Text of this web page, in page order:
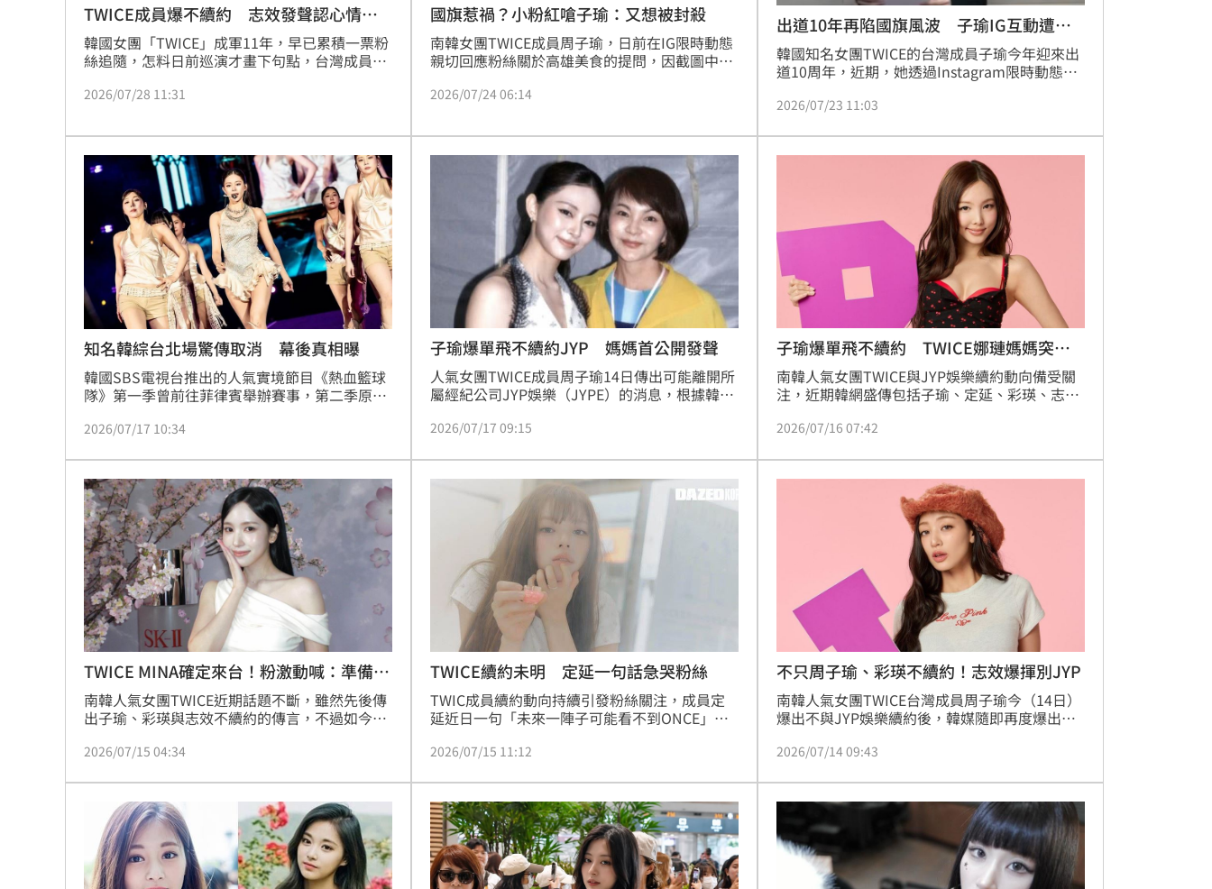
TWICE成員爆不續約 志效發聲認心情沉
重
韓國女團「TWICE」成軍11年，早已累積一票粉
絲追隨，怎料日前巡演才畫下句點，台灣成員子
約傳聞，事隔多日，而隊長志效發聲坦承心情沉
2026/07/28 11:31
國旗惹禍？小粉紅嗆子瑜：又想被封殺
南韓女團TWICE成員周子瑜，日前在IG限時動態
親切回應粉絲關於高雄美食的提問，因截圖中出
經，微博隨即湧入大量惡意留言與封殺威脅。為
年她曾因國旗風波遭逼道歉，如今事隔近十年，
在社群平台展現對家鄉的喜愛仍遭霸凌，讓台灣
網友感到相當心疼，並痛批對岸網友玻璃心碎滿
地，即便已刪文仍無法平息網路霸凌氛圍，再次
引發兩岸網友對
2026/07/24 06:14
出道10年再陷國旗風波 子瑜IG互動遭出
征
韓國知名女團TWICE的台灣成員子瑜今年迎來出
道10周年，近期，她透過Instagram限時動態開
去高雄，如果有推薦的美食，請告訴我」並在句
則回覆：「早餐店：飯糰＋豆漿」，未料卻因提
問中出現了中華民國國旗，引發中國網友熱烈討
2026/07/23 11:03
知名韓綜台北場驚傳取消 幕後真相曝
韓國SBS電視台推出的人氣實境節目《熱血籃球
隊》第一季曾前往菲律賓舉辦賽事，第二季原定
藝人來台與台灣明星同場較勁，然而，主辦單位
素」確定取消，令不少粉絲大感錯愕。林品妤
2026/07/17 10:34
子瑜爆單飛不續約JYP 媽媽首公開發聲
人氣女團TWICE成員周子瑜14日傳出可能離開所
屬經紀公司JYP娛樂（JYPE）的消息，根據韓媒
約」的合作模式，不過，JYP娛樂昨日火速出面
向外界公布。」如今子瑜媽媽首度公開發聲，她
曬出子瑜先前返台登上高雄啤酒音樂節舞台的母
女後台合照，並以中、英、韓三語向JYP娛樂、
主辦單位、工作團隊以及粉絲表達感謝。
2026/07/17 09:15
子瑜爆單飛不續約 TWICE娜璉媽媽突發
文
南韓人氣女團TWICE與JYP娛樂續約動向備受關
注，近期韓網盛傳包括子瑜、定延、彩瑛、志效
理，引發粉絲熱烈討論。就在敏感時刻，娜璉媽
並直言9位成員「該獲得應有的待遇」，一番話
被外界解讀是在向JYP喊話，掀起網友熱議。
2026/07/16 07:42
TWICE MINA確定來台！粉激動喊：準備衝
了
南韓人氣女團TWICE近期話題不斷，雖然先後傳
出子瑜、彩瑛與志效不續約的傳言，不過如今台
南）確定即將來台，保養品牌SK-II今（15）日透
使的MINA將現身台灣，消息曝光後瞬間引爆網
路討論，瞬間讓大批ONCE（官方粉絲名）紛紛
湧入留言區歡呼。
2026/07/15 04:34
TWICE續約未明 定延一句話急哭粉絲
TWIC成員續約動向持續引發粉絲關注，成員定
延近日一句「未來一陣子可能看不到ONCE」，
安撫粉絲情緒，還創立專屬標籤維持互動，溫暖
2026/07/15 11:12
不只周子瑜、彩瑛不續約！志效爆揮別JYP
南韓人氣女團TWICE台灣成員周子瑜今（14日）
爆出不與JYP娛樂續約後，韓媒隨即再度爆出，
猜測她正為未來個人發展提前布局，引發粉絲高
志效也確定離開公司，未來將成立個人工作室，
展開全新SOLO活動。
2026/07/14 09:43